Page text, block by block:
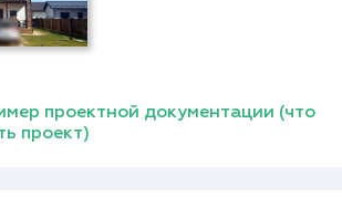
проектной документации (что
проект)